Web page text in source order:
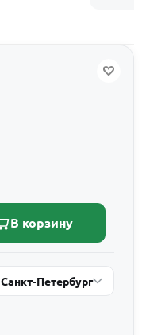
В корзину
Санкт-Петербург